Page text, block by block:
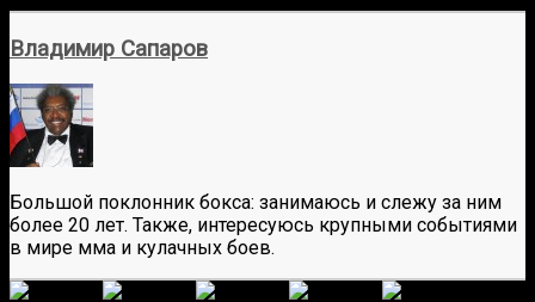
Владимир Сапаров
Большой поклонник бокса: занимаюсь и слежу за ним
более 20 лет. Также, интересуюсь крупными событиями
в мире мма и кулачных боев.